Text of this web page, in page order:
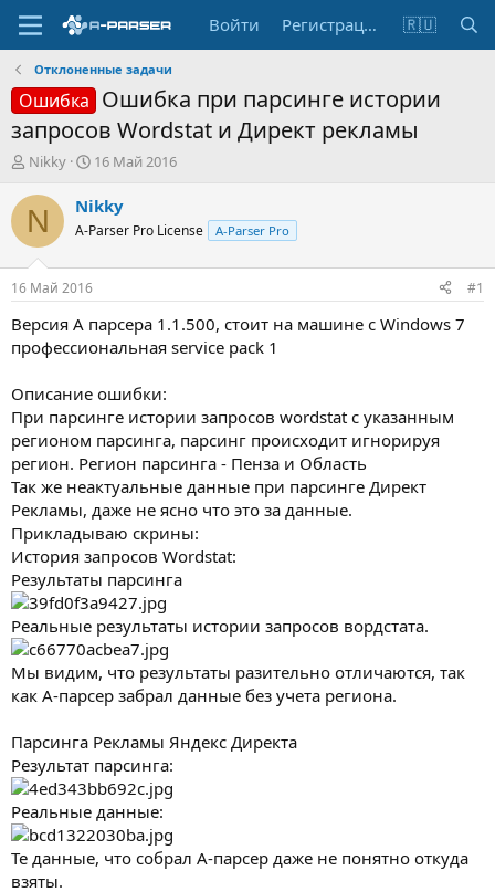
Войти Регистрация 🇷🇺
Отклоненные задачи
Ошибка Ошибка при парсинге истории
запросов Wordstat и Директ рекламы
А
т
о
т
е
м
ы
Nikky
Д
т
н
а
л
16 Май 2016
N Nikky
A-Parser Pro License A-Parser Pro
16 Май 2016 #1
Версия А парсера 1.1.500, стоит на машине с Windows 7
профессиональная service pack 1
Описание ошибки:
При парсинге истории запросов wordstat с указанным
регионом парсинга, парсинг происходит игнорируя
регион. Регион парсинга - Пенза и Область
Так же неактуальные данные при парсинге Директ
Рекламы, даже не ясно что это за данные.
Прикладываю скрины:
История запросов Wordstat:
Результаты парсинга
Реальные результаты истории запросов вордстата.
Мы видим, что результаты разительно отличаются, так
как А-парсер забрал данные без учета региона.
Парсинга Рекламы Яндекс Директа
Результат парсинга:
Реальные данные:
Те данные, что собрал А-парсер даже не понятно откуда
взяты.